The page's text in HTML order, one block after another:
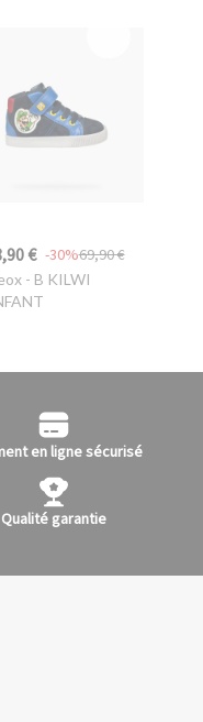
€ 69,90 €
-30%
- B KILWI
en ligne sécurisé
Qualité garantie